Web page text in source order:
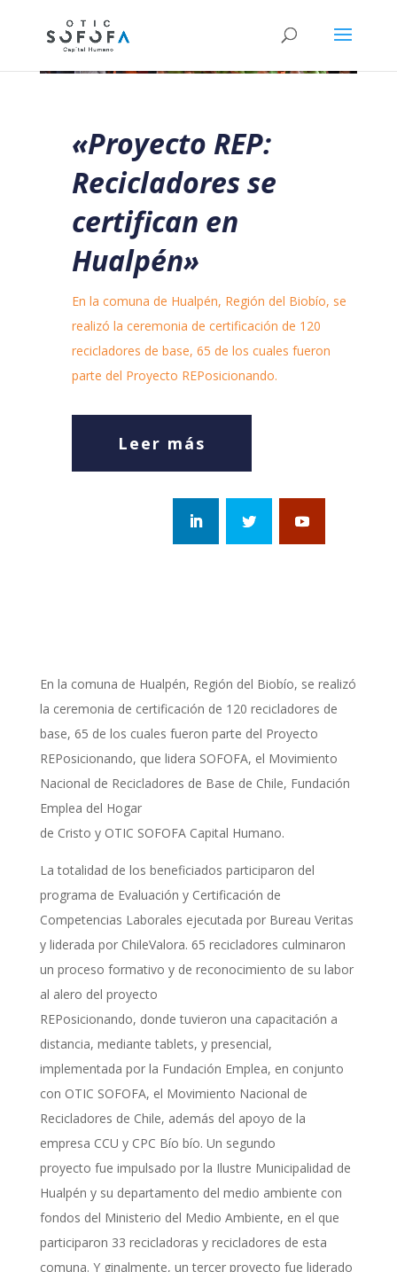
«Proyecto REP:
Recicladores se
certifican en
Hualpén»
En la comuna de Hualpén, Región del Biobío, se
realizó la ceremonia de certificación de 120
recicladores de base, 65 de los cuales fueron
parte del Proyecto REPosicionando.
Leer más
En la comuna de Hualpén, Región del Biobío, se realizó
la ceremonia de certificación de 120 recicladores de
base, 65 de los cuales fueron parte del Proyecto
REPosicionando, que lidera SOFOFA, el Movimiento
Nacional de Recicladores de Base de Chile, Fundación
Emplea del Hogar
de Cristo y OTIC SOFOFA Capital Humano.
La totalidad de los beneficiados participaron del
programa de Evaluación y Certificación de
Competencias Laborales ejecutada por Bureau Veritas
y liderada por ChileValora. 65 recicladores culminaron
un proceso formativo y de reconocimiento de su labor
al alero del proyecto
REPosicionando, donde tuvieron una capacitación a
distancia, mediante tablets, y presencial,
implementada por la Fundación Emplea, en conjunto
con OTIC SOFOFA, el Movimiento Nacional de
Recicladores de Chile, además del apoyo de la
empresa CCU y CPC Bío bío. Un segundo
proyecto fue impulsado por la Ilustre Municipalidad de
Hualpén y su departamento del medio ambiente con
fondos del Ministerio del Medio Ambiente, en el que
participaron 33 recicladoras y recicladores de esta
comuna. Y ginalmente, un tercer proyecto fue liderado